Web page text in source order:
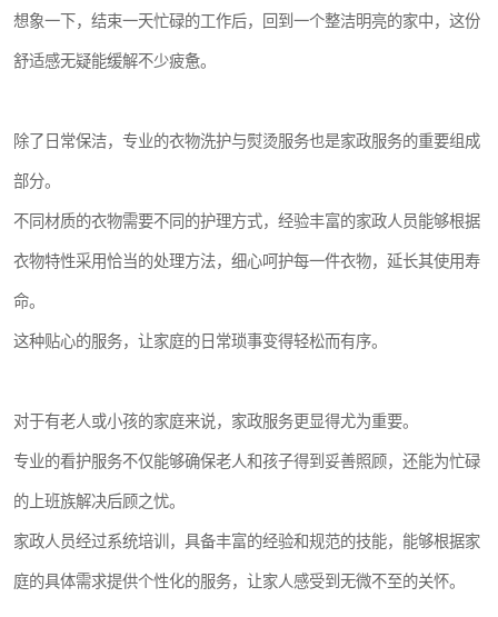
想象一下，结束一天忙碌的工作后，回到一个整洁明亮的家中，这份
舒适感无疑能缓解不少疲惫。
除了日常保洁，专业的衣物洗护与熨烫服务也是家政服务的重要组成
部分。
不同材质的衣物需要不同的护理方式，经验丰富的家政人员能够根据
衣物特性采用恰当的处理方法，细心呵护每一件衣物，延长其使用寿
命。
这种贴心的服务，让家庭的日常琐事变得轻松而有序。
对于有老人或小孩的家庭来说，家政服务更显得尤为重要。
专业的看护服务不仅能够确保老人和孩子得到妥善照顾，还能为忙碌
的上班族解决后顾之忧。
家政人员经过系统培训，具备丰富的经验和规范的技能，能够根据家
庭的具体需求提供个性化的服务，让家人感受到无微不至的关怀。